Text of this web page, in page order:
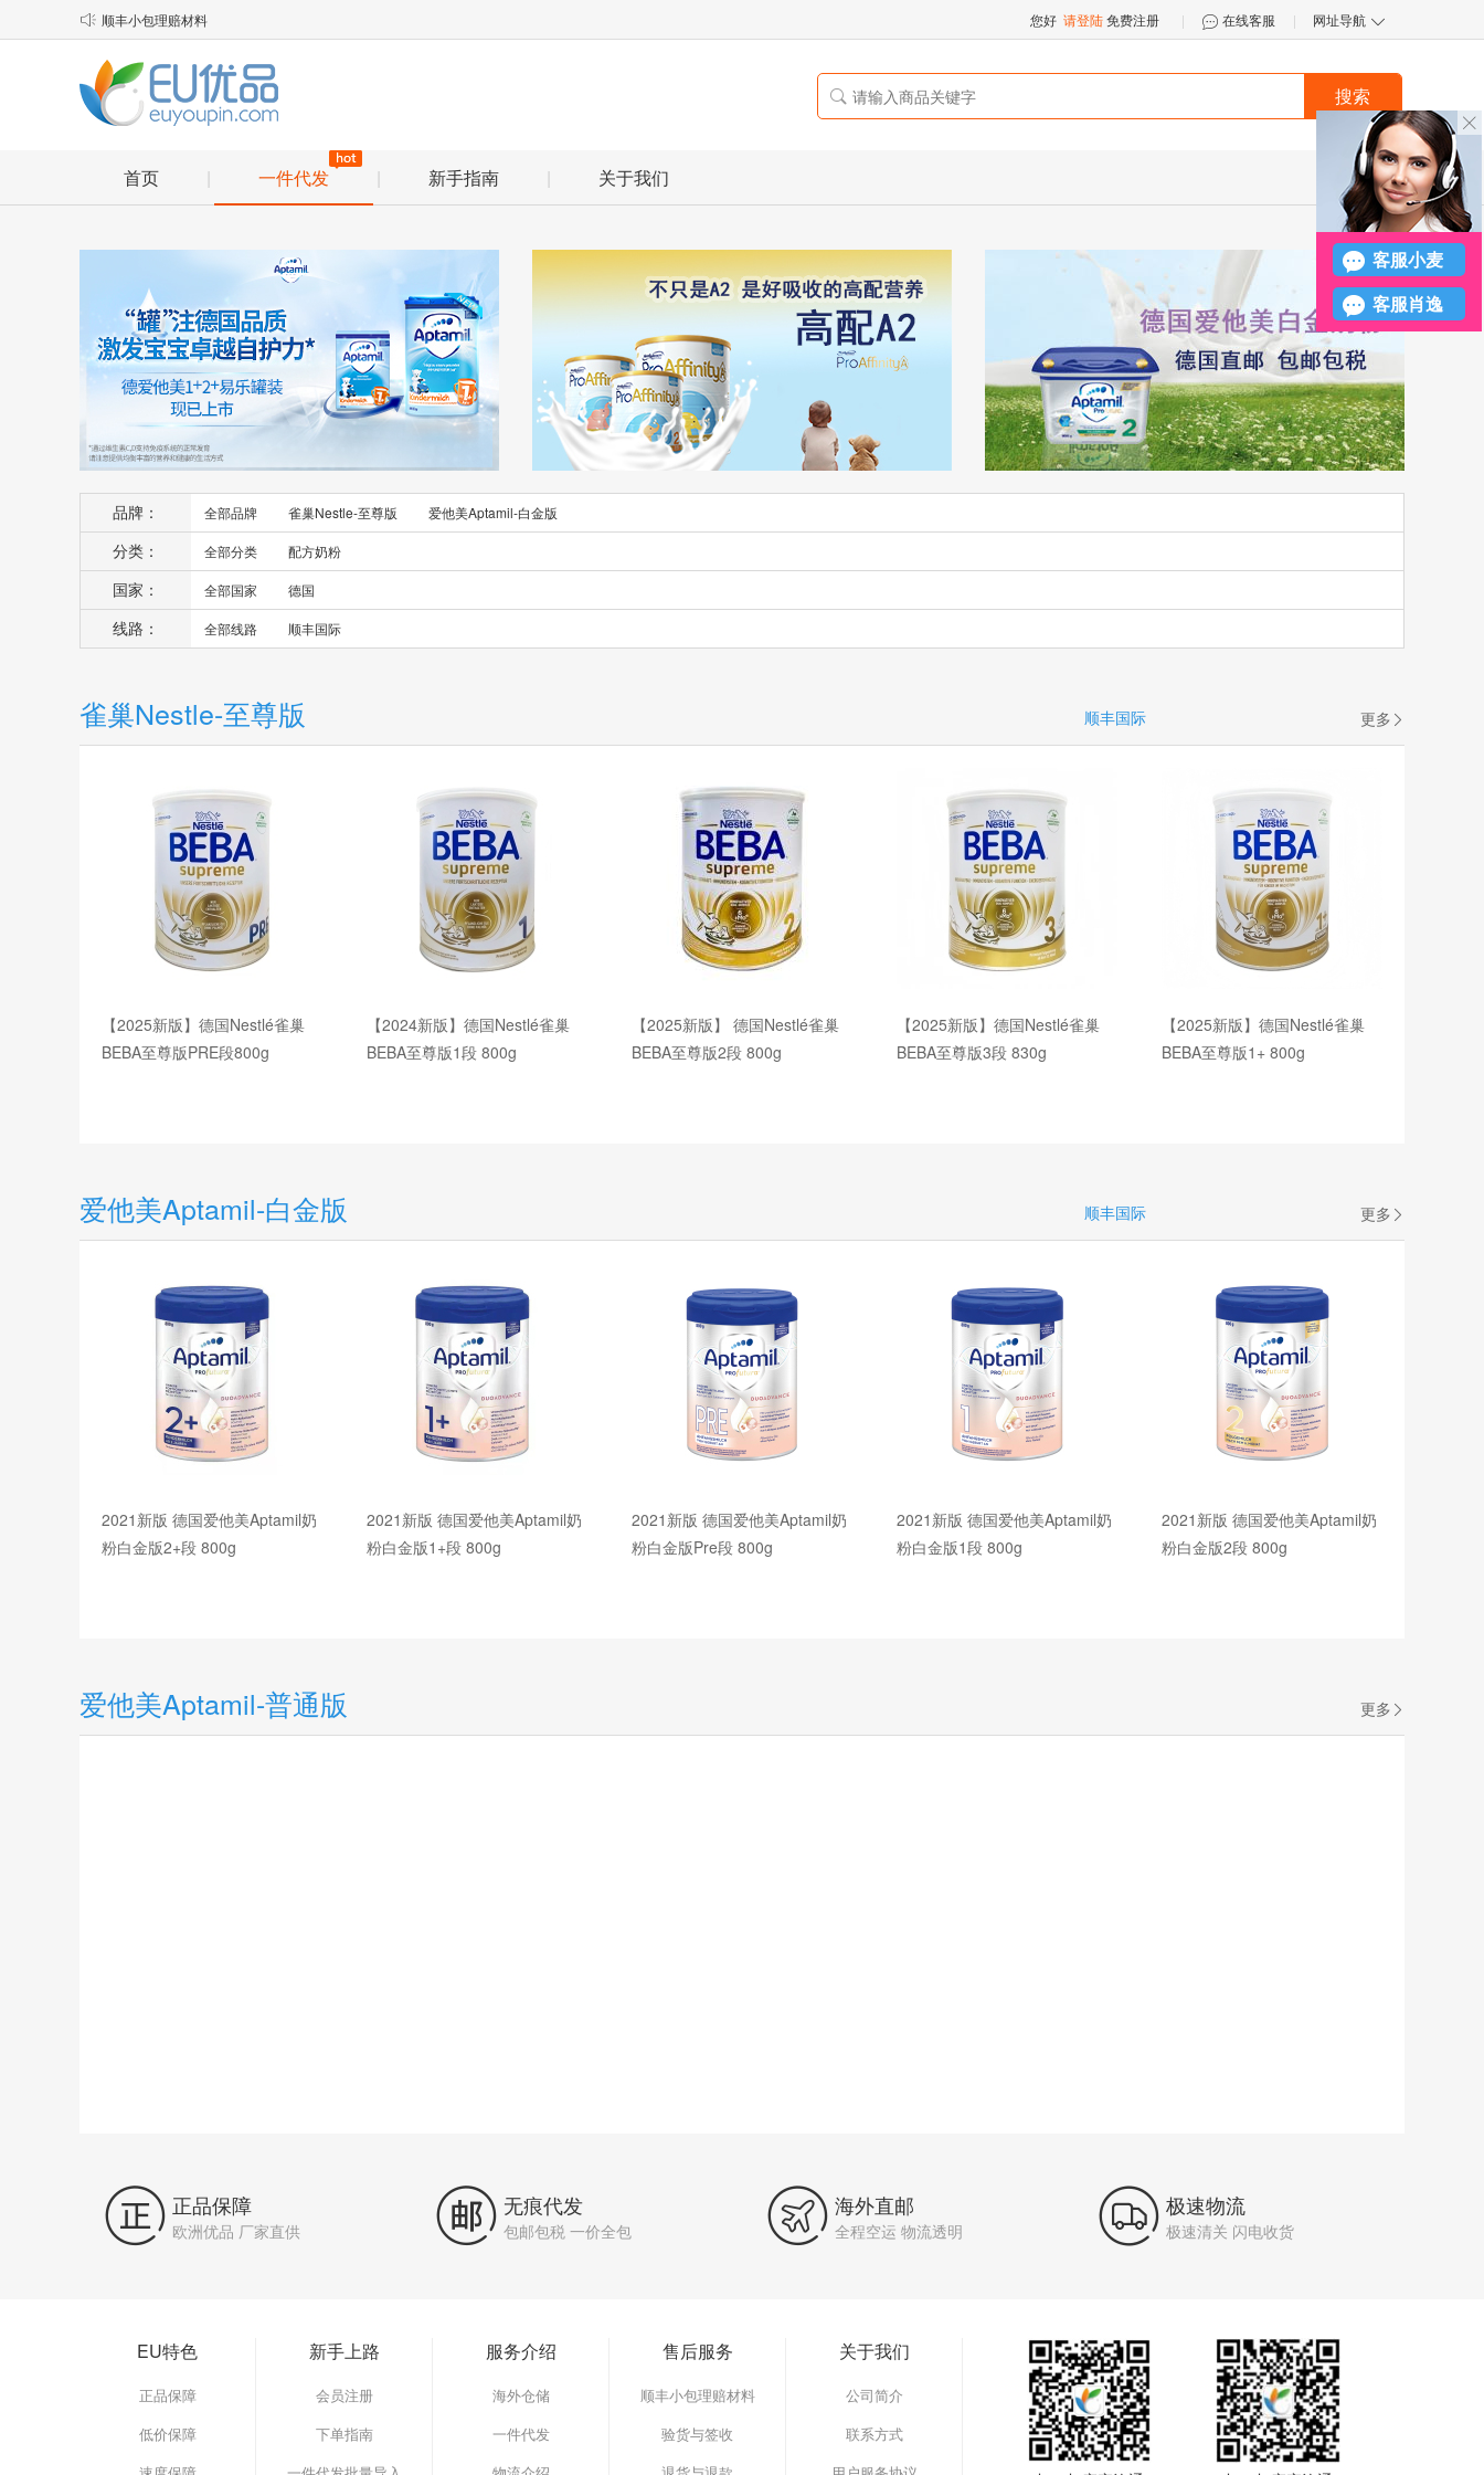
󪤐
客服小麦
客服肖逸
 顺丰小包理赔材料
物流口岸优化说明
EU优品2025年春节放假安排通知
您好 请登陆免费注册 |
 在线客服
| 网址导航 
 搜索
首页 | 一件代发 | 新手指南 | 关于我们
品牌： 全部品牌 雀巢Nestle-至尊版 爱他美Aptamil-白金版
分类： 全部分类 配方奶粉
国家： 全部国家 德国
线路： 全部线路 顺丰国际
雀巢Nestle-至尊版 顺丰国际 更多 
【2025新版】德国Nestlé雀巢
BEBA至尊版PRE段800g
【2024新版】德国Nestlé雀巢
BEBA至尊版1段 800g
【2025新版】 德国Nestlé雀巢
BEBA至尊版2段 800g
【2025新版】德国Nestlé雀巢
BEBA至尊版3段 830g
【2025新版】德国Nestlé雀巢
BEBA至尊版1+ 800g
爱他美Aptamil-白金版 顺丰国际 更多 
2021新版 德国爱他美Aptamil奶
粉白金版2+段 800g
2021新版 德国爱他美Aptamil奶
粉白金版1+段 800g
2021新版 德国爱他美Aptamil奶
粉白金版Pre段 800g
2021新版 德国爱他美Aptamil奶
粉白金版1段 800g
2021新版 德国爱他美Aptamil奶
粉白金版2段 800g
爱他美Aptamil-普通版 更多 
 正品保障
欧洲优品 厂家直供  无痕代发
包邮包税 一价全包  海外直邮
全程空运 物流透明  极速物流
极速清关 闪电收货
EU特色
正品保障
低价保障
新手上路
会员注册
下单指南
服务介绍
海外仓储
一件代发
售后服务
顺丰小包理赔材料
验货与签收
关于我们
公司简介
联系方式